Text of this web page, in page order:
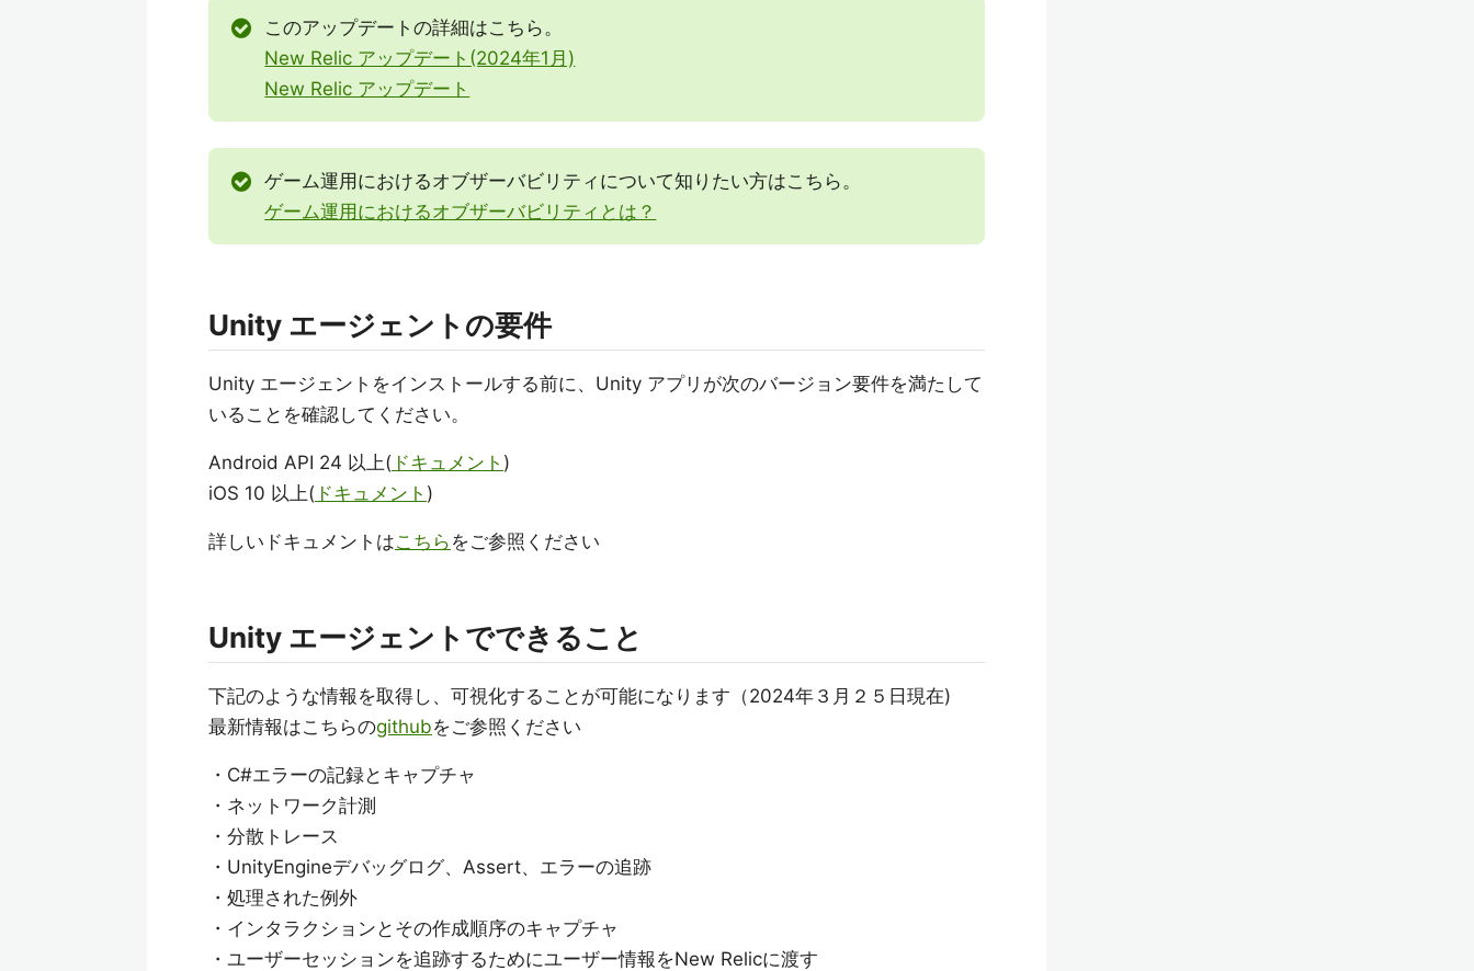
このアップデートの詳細はこちら。
New Relic アップデート(2024年1月)
New Relic アップデート
ゲーム運用におけるオブザーバビリティについて知りたい方はこちら。
ゲーム運用におけるオブザーバビリティとは？
Unity エージェントの要件
Unity エージェントをインストールする前に、Unity アプリが次のバージョン要件を満たして
いることを確認してください。
Android API 24 以上( ドキュメント )
iOS 10 以上( ドキュメント )
詳しいドキュメントはこちら をご参照ください
Unity エージェントでできること
下記のような情報を取得し、可視化することが可能になります（2024年３月２５日現在)
最新情報はこちらのgithubをご参照ください
・C#エラーの記録とキャプチャ
・ネットワーク計測
・分散トレース
・UnityEngineデバッグログ、Assert、エラーの追跡
・処理された例外
・インタラクションとその作成順序のキャプチャ
・ユーザーセッションを追跡するためにユーザー情報をNew Relicに渡す